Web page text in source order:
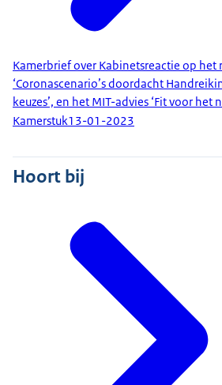
Kamerbrief over Kabinetsreactie op het
‘Coronascenario’s doordacht
keuzes’, en het MIT-advies ‘Fit voor het
Kamerstuk13-01-2023
Hoort bij